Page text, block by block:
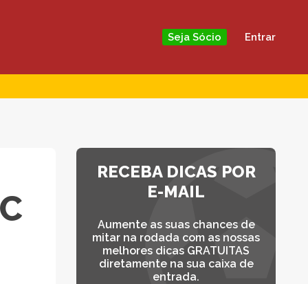
Seja Sócio Entrar
RECEBA DICAS POR
E-MAIL
Aumente as suas chances de
mitar na rodada com as nossas
melhores dicas GRATUITAS
diretamente na sua caixa de
entrada.